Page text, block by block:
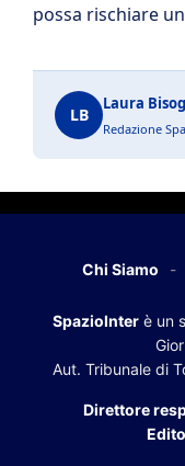
possa rischiare
LB
Laura
Redazione
Chi Siamo
SpazioInter è un
Aut. Tribunale di
Direttore